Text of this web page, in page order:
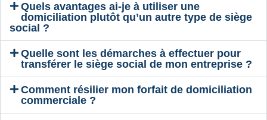
Quels avantages ai-je à utiliser une
domiciliation plutôt qu’un autre type de siège
social ?
Quelle sont les démarches à effectuer pour
transférer le siège social de mon entreprise ?
Comment résilier mon forfait de domiciliation
commerciale ?